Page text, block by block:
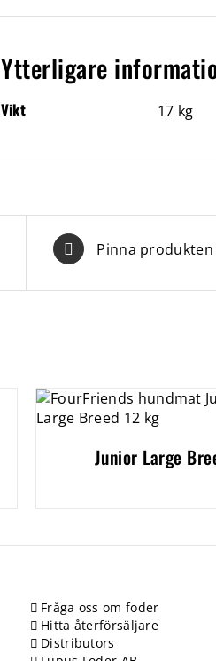
Ytterligare
Vikt 17 kg
Pinna produkten
Junior Large
Fråga oss om foder
Hitta återförsäljare
Distributors